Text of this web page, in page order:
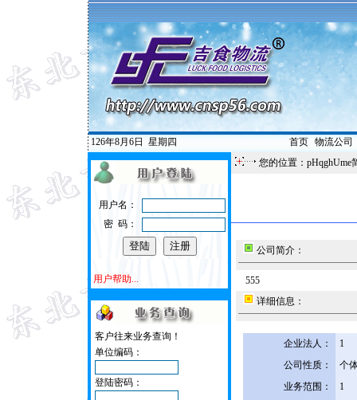
126年8月6日 星期四 首页| 物流公司
用户名：
密 码：
用户帮助...
客户往来业务查询！
单位编码：
登陆密码：
您的位置：pHqghUme
公司简介：
555
详细信息：
企业法人：
1
公司性质：
个
业务范围：
1